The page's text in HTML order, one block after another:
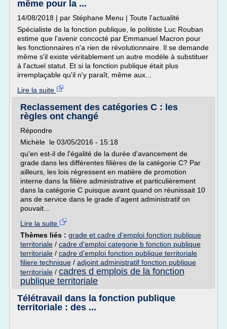
même pour la ...
14/08/2018 | par Stéphane Menu | Toute l'actualité
Spécialiste de la fonction publique, le politiste Luc Rouban
estime que l'avenir concocté par Emmanuel Macron pour
les fonctionnaires n'a rien de révolutionnaire. Il se demande
même s'il existe véritablement un autre modèle à substituer
à l'actuel statut. Et si la fonction publique était plus
irremplaçable qu'il n'y paraît, même aux...
Lire la suite
Reclassement des catégories C : les
règles ont changé
Répondre
Michèle le 03/05/2016 - 15:18
qu'en est-il de l'égalité de la durée d'avancement de
grade dans les différentes filières de la catégorie C? Par
ailleurs, les lois régressent en matière de promotion
interne dans la filière administrative et particulièrement
dans la catégorie C puisque avant quand on réunissait 10
ans de service dans le grade d'agent administratif on
pouvait...
Lire la suite
Thèmes liés : grade et cadre d'emploi fonction publique
territoriale / cadre d'emploi categorie b fonction publique
territoriale / cadre d'emploi fonction publique territoriale
filiere technique / adjoint administratif fonction publique
territoriale / cadres d emplois de la fonction
publique territoriale
Télétravail dans la fonction publique
territoriale : des ...